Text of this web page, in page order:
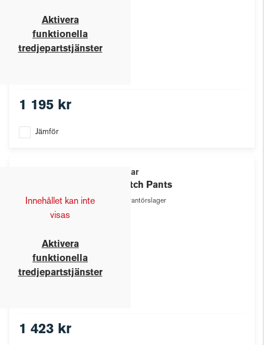
Aktivera
funktionella
tredjepartstjänster
1 195 kr
Jämför
Innehållet kan inte
visas
Aktivera
funktionella
tredjepartstjänster
Texstar
Stretch Pants
Leverantörslager
1 423 kr